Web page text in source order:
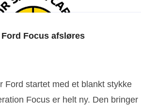
Focus afsløres
Ford startet med et blankt stykke
Focus er helt ny. Den bringer